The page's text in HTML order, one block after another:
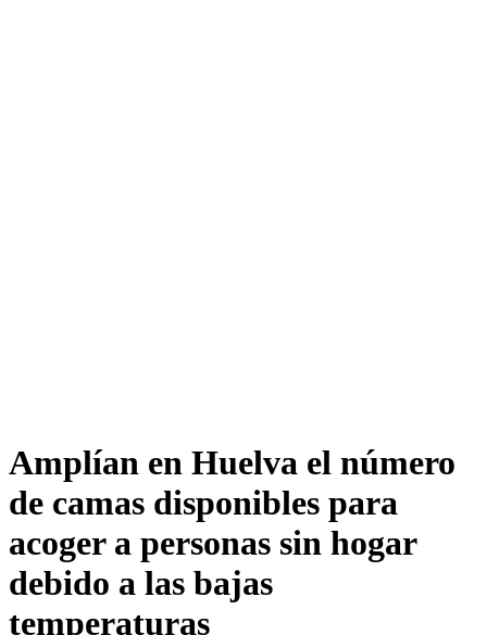
Amplían en Huelva el número
de camas disponibles para
acoger a personas sin hogar
debido a las bajas
temperaturas